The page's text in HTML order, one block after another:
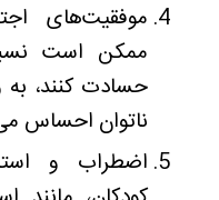
موفقیت‌های
ممکن است
حسادت کنند، به
ناتوان احساس
اضطراب و